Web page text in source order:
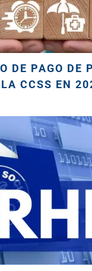
DE PAGO DE
LA CCSS EN